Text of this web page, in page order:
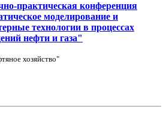
практическая конференция
моделирование и
технологии в процессах
нефти и газа"
хозяйство"